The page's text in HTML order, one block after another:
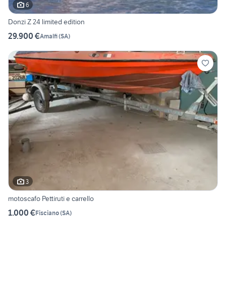
6
Donzi Z 24 limited edition
29.900 €Amalfi(SA)
3
motoscafo Pettiruti e carrello
1.000 €Fisciano(SA)